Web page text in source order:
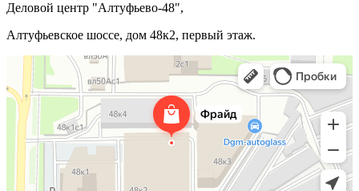
Деловой центр "Алтуфьево-48",
Алтуфьевское шоссе, дом 48к2, первый этаж.